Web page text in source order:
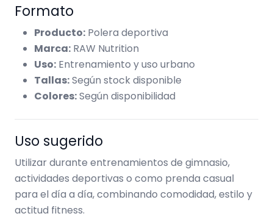
Formato
Producto: Polera deportiva
Marca: RAW Nutrition
Uso: Entrenamiento y uso urbano
Tallas:Según stock disponible
Colores:Según disponibilidad
Uso sugerido
Utilizar durante entrenamientos de gimnasio,
actividades deportivas o como prenda casual
para el día a día, combinando comodidad, estilo y
actitud fitness.